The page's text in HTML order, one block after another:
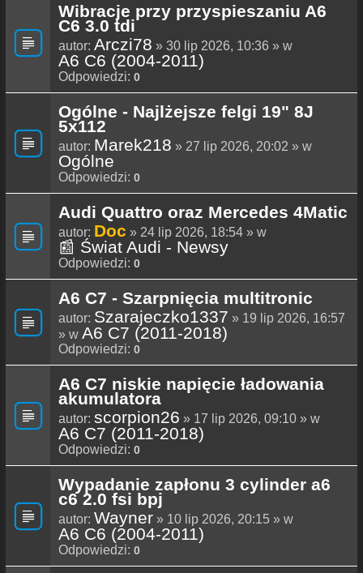
Wibracje przy przyspieszaniu A6
C6 3.0 tdi
autor: Arczi78 » 30 lip 2026, 10:36 » w
A6 C6 (2004-2011)
Odpowiedzi: 0
Ogólne - Najlżejsze felgi 19" 8J
5x112
autor: Marek218 » 27 lip 2026, 20:02 » w
Ogólne
Odpowiedzi: 0
Audi Quattro oraz Mercedes 4Matic
autor: Doc » 24 lip 2026, 18:54 » w
📰 Świat Audi - Newsy
Odpowiedzi: 0
A6 C7 - Szarpnięcia multitronic
autor: Szarajeczko1337 » 19 lip 2026, 16:57
» w A6 C7 (2011-2018)
Odpowiedzi: 0
A6 C7 niskie napięcie ładowania
akumulatora
autor: scorpion26 » 17 lip 2026, 09:10 » w
A6 C7 (2011-2018)
Odpowiedzi: 0
Wypadanie zapłonu 3 cylinder a6
c6 2.0 fsi bpj
autor: Wayner » 10 lip 2026, 20:15 » w
A6 C6 (2004-2011)
Odpowiedzi: 0